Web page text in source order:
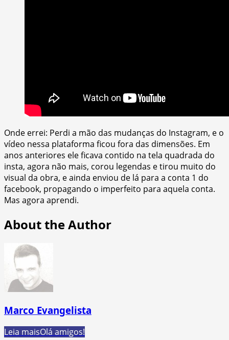
Onde errei: Perdi a mão das mudanças do Instagram, e o
vídeo nessa plataforma ficou fora das dimensões. Em
anos anteriores ele ficava contido na tela quadrada do
insta, agora não mais, corou legendas e tirou muito do
visual da obra, e ainda enviou de lá para a conta 1 do
facebook, propagando o imperfeito para aquela conta.
Mas agora aprendi.
About the Author
Marco Evangelista
Leia maisOlá amigos!